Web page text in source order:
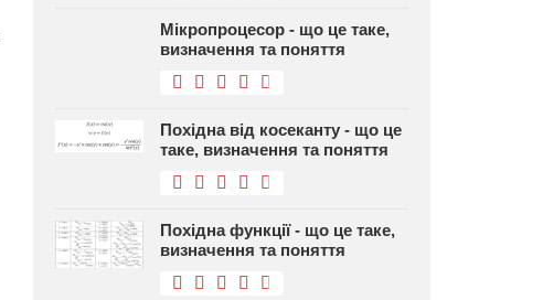
Мікропроцесор - що це таке,
визначення та поняття
Похідна від косеканту - що це
таке, визначення та поняття
Похідна функції - що це таке,
визначення та поняття